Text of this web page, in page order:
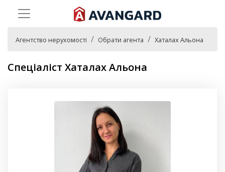
Агентство нерухомості Обрати агента Хаталах Альона
Спеціаліст Хаталах Альона